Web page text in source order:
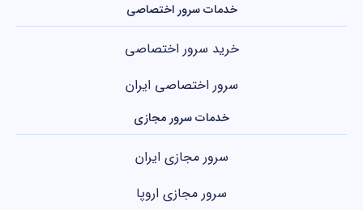
خدمات سرور اختصاصی
خرید سرور اختصاصی
سرور اختصاصی ایران
خدمات سرور مجازی
سرور مجازی ایران
سرور مجازی اروپا